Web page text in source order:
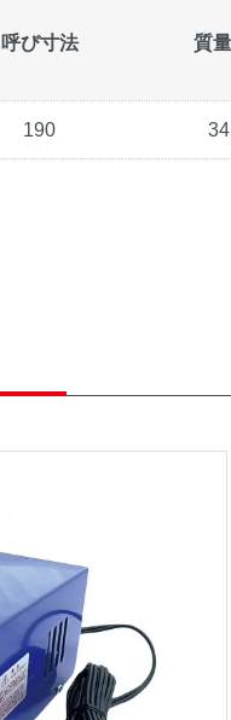
呼び寸法 質
190